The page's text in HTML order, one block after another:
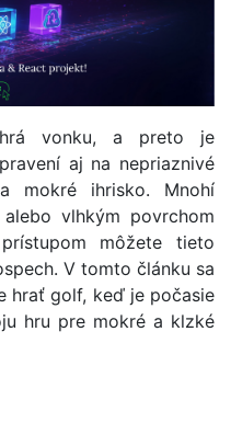
vonku, a preto je
aj na nepriaznivé
mokré ihrisko. Mnohí
vlhkým povrchom
môžete tieto
V tomto článku sa
hrať golf, keď je počasie
hru pre mokré a klzké